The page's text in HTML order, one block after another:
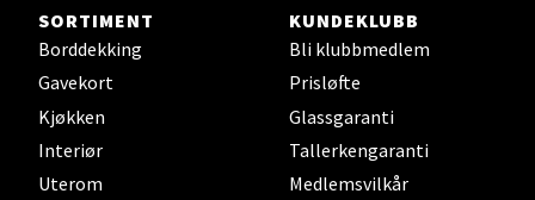
SORTIMENT
Borddekking
Gavekort
Kjøkken
Interiør
Uterom
KUNDEKLUBB
Bli klubbmedlem
Prisløfte
Glassgaranti
Tallerkengaranti
Medlemsvilkår
Leirvik - Stord
Torgbakken 2, 5401 Stord